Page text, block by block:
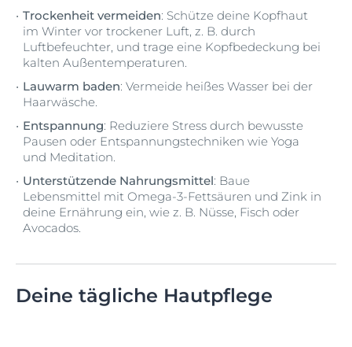
Trockenheit vermeiden: Schütze deine Kopfhaut
im Winter vor trockener Luft, z. B. durch
Luftbefeuchter, und trage eine Kopfbedeckung bei
kalten Außentemperaturen.
Lauwarm baden: Vermeide heißes Wasser bei der
Haarwäsche.
Entspannung: Reduziere Stress durch bewusste
Pausen oder Entspannungstechniken wie Yoga
und Meditation.
Unterstützende Nahrungsmittel: Baue
Lebensmittel mit Omega-3-Fettsäuren und Zink in
deine Ernährung ein, wie z. B. Nüsse, Fisch oder
Avocados.
Deine tägliche Hautpflege